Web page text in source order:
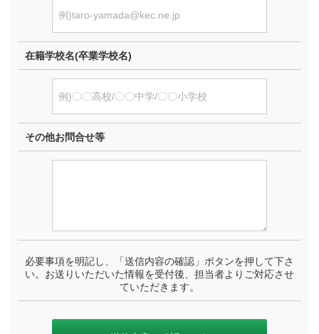
在籍学校名(卒業学校名)
その他お問合せ等
必要事項を明記し、「送信内容の確認」ボタンを押して下さ
い。お送りいただいた情報を受付後、担当者よりご対応させ
ていただきます。